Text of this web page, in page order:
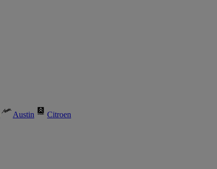
Austin Citroen